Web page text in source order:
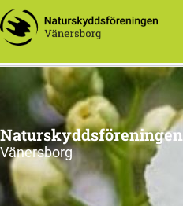
Naturskyddsföreningen
Vänersborg